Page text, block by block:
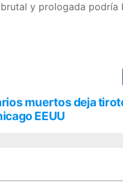
y prologada
muertos deja
EEUU